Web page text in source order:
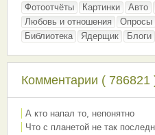
Фотоотчёты
Картинки Авто
Любовь и отношения
Опросы
Библиотека
Ядерщик Блоги
Комментарии ( 786821
А кто напал то, непонятно
Что с планетой не так